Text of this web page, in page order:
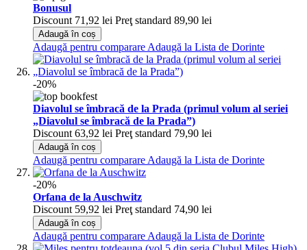
Bonusul
Discount 71,92 lei Preţ standard 89,90 lei
Adaugă în coș
Adaugă pentru comparare Adaugă la Lista de Dorinte
-20%
Diavolul se îmbracă de la Prada (primul volum al seriei
„Diavolul se îmbracă de la Prada”)
Discount 63,92 lei Preţ standard 79,90 lei
Adaugă în coș
Adaugă pentru comparare Adaugă la Lista de Dorinte
-20%
Orfana de la Auschwitz
Discount 59,92 lei Preţ standard 74,90 lei
Adaugă în coș
Adaugă pentru comparare Adaugă la Lista de Dorinte